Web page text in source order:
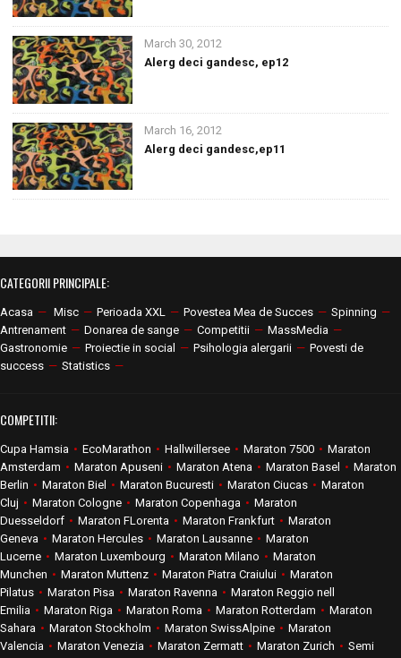
March 30, 2012
Alerg deci gandesc, ep12
March 16, 2012
Alerg deci gandesc,ep11
CATEGORII PRINCIPALE:
Acasa — Misc — Perioada XXL — Povestea Mea de Succes — Spinning —
Antrenament — Donarea de sange — Competitii — MassMedia —
Gastronomie — Proiectie in social — Psihologia alergarii — Povesti de
success — Statistics —
COMPETITII:
Cupa Hamsia • EcoMarathon • Hallwillersee • Maraton 7500 • Maraton
Amsterdam • Maraton Apuseni • Maraton Atena • Maraton Basel • Maraton
Berlin • Maraton Biel • Maraton Bucuresti • Maraton Ciucas • Maraton
Cluj • Maraton Cologne • Maraton Copenhaga • Maraton
Duesseldorf • Maraton FLorenta • Maraton Frankfurt • Maraton
Geneva • Maraton Hercules • Maraton Lausanne • Maraton
Lucerne • Maraton Luxembourg • Maraton Milano • Maraton
Munchen • Maraton Muttenz • Maraton Piatra Craiului • Maraton
Pilatus • Maraton Pisa • Maraton Ravenna • Maraton Reggio nell
Emilia • Maraton Riga • Maraton Roma • Maraton Rotterdam • Maraton
Sahara • Maraton Stockholm • Maraton SwissAlpine • Maraton
Valencia • Maraton Venezia • Maraton Zermatt • Maraton Zurich • Semi